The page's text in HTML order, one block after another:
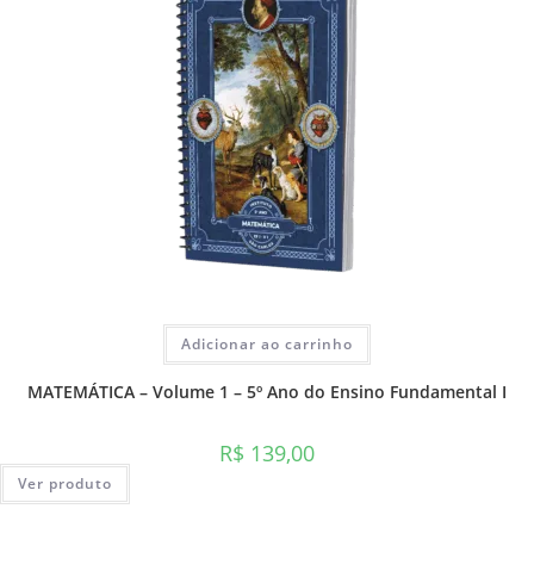
Adicionar ao carrinho
MATEMÁTICA – Volume 1 – 5º Ano do Ensino Fundamental I
R$ 139,00
Ver produto